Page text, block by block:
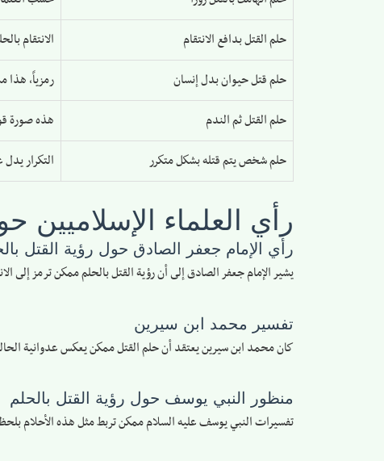
حلم القتل بدافع الانتقام
الانتقام
حلم قتل حيوان بدل إنسان
رمزياً، هذا
حلم القتل ثم الندم
هذه صورة
حلم شخص يتم قتله بشكل متكرر
التكرار
رأي العلماء الإسلاميين
رأي الإمام جعفر الصادق حول رؤية القتل
يشير الإمام جعفر الصادق إلى أن رؤية القتل بالحلم ممكن ترمز
تفسير محمد ابن سيرين
كان محمد ابن سيرين يعتقد أن حلم القتل ممكن يعكس عدوانية
منظور النبي يوسف حول رؤية القتل بالحلم
تفسيرات النبي يوسف عليه السلام ممكن تربط مثل هذه الأحلام